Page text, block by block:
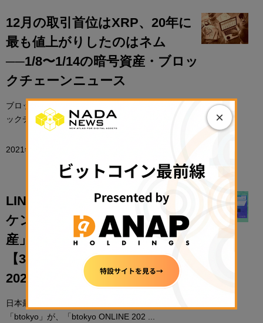
12月の取引首位はXRP、20年に
最も値上がりしたのはネム
──1/8〜1/14の暗号資産・ブロッ
クチェーンニュース
ブロックチェーンコンテンツ協会が社団法人化 ブロ
ックチェーンコンテンツ協会は1月8日、社団法 ...
2021年1月15日 06:31
LINE、コインチェック、クラー
ケンの代表が登壇──「暗号資
産」市場はどこへ向かうのか？
【3/1-2開催 btokyo ONLINE
2021】
日本最大級のブロックチェーンカンファレンス
「btokyo」が、「btokyo ONLINE 202 ...
×